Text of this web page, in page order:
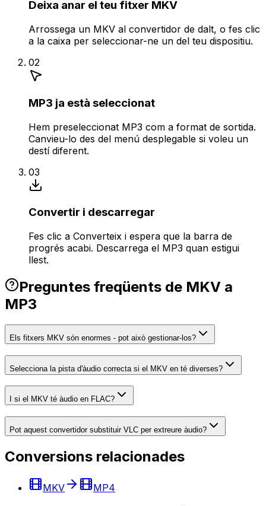
Deixa anar el teu fitxer MKV
Arrossega un MKV al convertidor de dalt, o fes clic
a la caixa per seleccionar-ne un del teu dispositiu.
02
MP3 ja està seleccionat
Hem preseleccionat MP3 com a format de sortida.
Canvieu-lo des del menú desplegable si voleu un
destí diferent.
03
Convertir i descarregar
Fes clic a Converteix i espera que la barra de
progrés acabi. Descarrega el MP3 quan estigui
llest.
Preguntes freqüents de MKV a
MP3
Els fitxers MKV són enormes - pot això gestionar-los?
Selecciona la pista d'àudio correcta si el MKV en té diverses?
I si el MKV té àudio en FLAC?
Pot aquest convertidor substituir VLC per extreure àudio?
Conversions relacionades
MKV MP4